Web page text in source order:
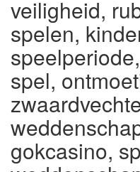
veiligheid,
spelen,
spel,
gokcasino,